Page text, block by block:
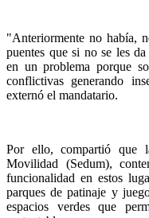
"Anteriormente no había,
puentes que si no se les
en un problema porque
conflictivas generando
externó el mandatario.
Por ello, compartió que
Movilidad (Sedum),
funcionalidad en estos
parques de patinaje y
espacios verdes que